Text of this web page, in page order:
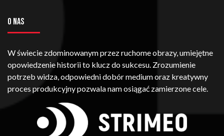
O NAS
W świecie zdominowanym przez ruchome obrazy, umiejętne
opowiedzenie historii to klucz do sukcesu. Zrozumienie
potrzeb widza, odpowiedni dobór medium oraz kreatywny
proces produkcyjny pozwala nam osiągać zamierzone cele.